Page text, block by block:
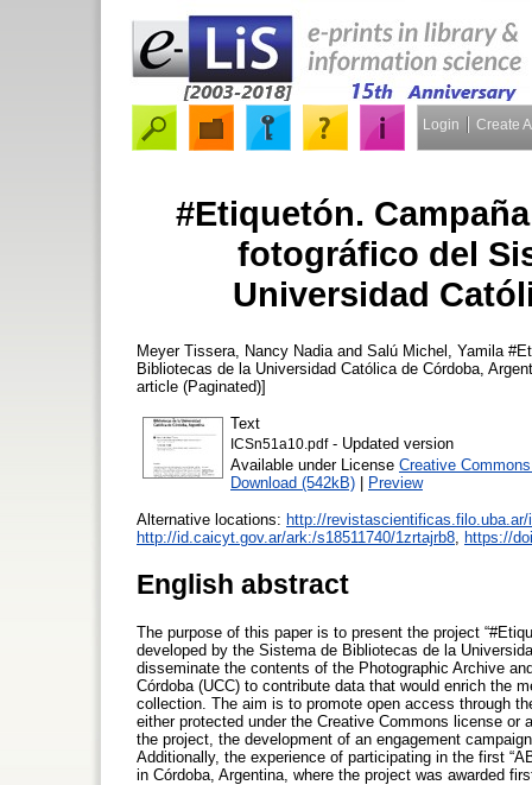
Login Create
#Etiquetón.
fotográfico del
Universidad
Meyer Tissera, Nancy Nadia and Salú Michel, Yamila
Bibliotecas de la Universidad Católica de Córdoba,
article (Paginated)]
Text
ICSn51a10.pdf- Updated version
Available under License Creative
Download (542kB) | Preview
Alternative locations: http://
http://id.caicyt.gov.ar/ark:/s18511740/1zrtajrb8 https://
English abstract
The purpose of this paper is to present the project
developed by the Sistema de Bibliotecas de la
disseminate the contents of the Photographic Archive
Córdoba (UCC) to contribute data that would enrich the
collection. The aim is to promote open access through
either protected under the Creative Commons license
the project, the development of an engagement
Additionally, the experience of participating in the first
in Córdoba, Argentina, where the project was awarded